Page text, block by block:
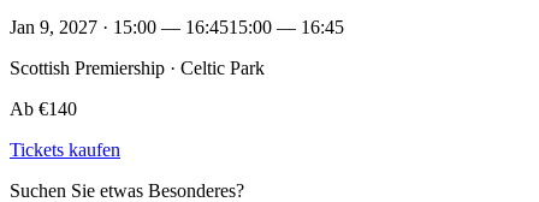
Jan 9, 2027 · 15:00 — 16:4515:00 — 16:45
Scottish Premiership · Celtic Park
Ab €140
Tickets kaufen
Suchen Sie etwas Besonderes?